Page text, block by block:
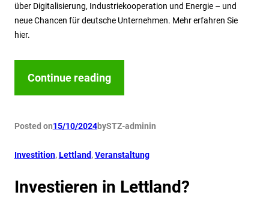
über Digitalisierung, Industriekooperation und Energie – und
neue Chancen für deutsche Unternehmen. Mehr erfahren Sie
hier.
Continue reading
Posted on15/10/2024bySTZ-adminin
Investition, Lettland, Veranstaltung
Investieren in Lettland?